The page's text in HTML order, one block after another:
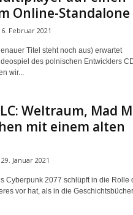
Online-Standalone
6. Februar 2021
Titel steht noch aus) erwartet
des polnischen Entwicklers
wir...
Weltraum, Mad
mit einem alten
29. Januar 2021
Cyberpunk 2077 schlüpft in die Rolle
vor hat, als in die Geschichtsbücher